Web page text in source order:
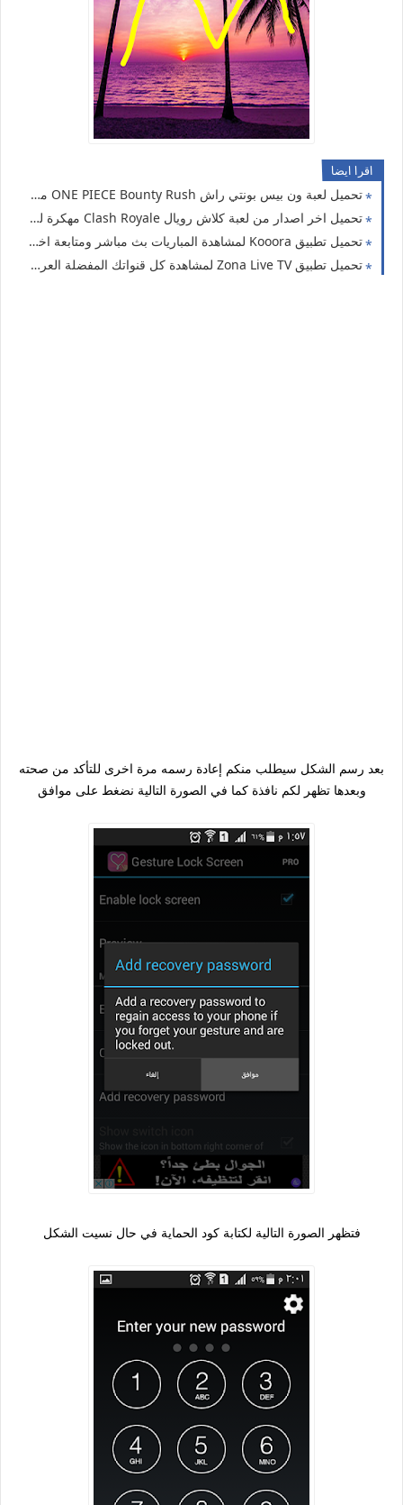
اقرا ايضا
تحميل لعبة ون بيس بونتي راش ONE PIECE Bounty Rush مهكرة اخر اصدار للاندرويد
تحميل اخر اصدار من لعبة كلاش رويال Clash Royale مهكرة للاندرويد معدلة
تحميل تطبيق Kooora لمشاهدة المباريات بث مباشر ومتابعة اخبار كرة القدم لحظة بلحظة
تحميل تطبيق Zona Live TV لمشاهدة كل قنواتك المفضلة العربيه والعالمية بث مباشر للاندرويد
بعد رسم الشكل سيطلب منكم إعادة رسمه مرة اخرى للتأكد من صحته
وبعدها تظهر لكم نافذة كما في الصورة التالية نضغط على موافق
فتظهر الصورة التالية لكتابة كود الحماية في حال نسيت الشكل